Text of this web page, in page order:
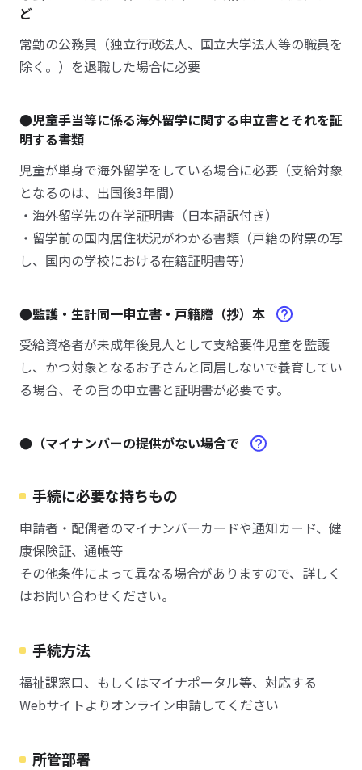
ど
常勤の公務員（独立行政法人、国立大学法人等の職員を
除く。）を退職した場合に必要
●児童手当等に係る海外留学に関する申立書とそれを証
明する書類
児童が単身で海外留学をしている場合に必要（支給対象
となるのは、出国後3年間）
・海外留学先の在学証明書（日本語訳付き）
・留学前の国内居住状況がわかる書類（戸籍の附票の写
し、国内の学校における在籍証明書等）
●監護・生計同一申立書・戸籍謄（抄）本
受給資格者が未成年後見人として支給要件児童を監護
し、かつ対象となるお子さんと同居しないで養育してい
る場合、その旨の申立書と証明書が必要です。
●（マイナンバーの提供がない場合で
手続に必要な持ちもの
申請者・配偶者のマイナンバーカードや通知カード、健
康保険証、通帳等
その他条件によって異なる場合がありますので、詳しく
はお問い合わせください。
手続方法
福祉課窓口、もしくはマイナポータル等、対応する
Webサイトよりオンライン申請してください
所管部署